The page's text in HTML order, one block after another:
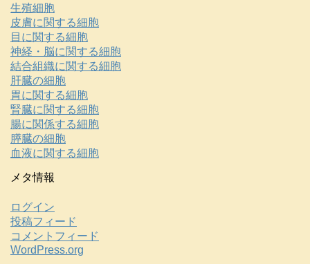
生殖細胞
皮膚に関する細胞
目に関する細胞
神経・脳に関する細胞
結合組織に関する細胞
肝臓の細胞
胃に関する細胞
腎臓に関する細胞
腸に関係する細胞
膵臓の細胞
血液に関する細胞
メタ情報
ログイン
投稿フィード
コメントフィード
WordPress.org